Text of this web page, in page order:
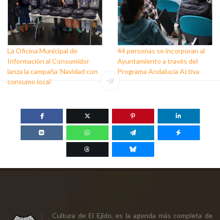
La Oficina Municipal de
Información al Consumidor
lanza la campaña ‘Navidad con
consumo local’
44 personas se incorporan al
Ayuntamiento a través del
Programa Andalucía Activa
Cultura de El Ejido, es la agenda más completa de